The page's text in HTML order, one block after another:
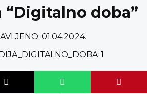
“Digitalno doba”
01.04.2024.